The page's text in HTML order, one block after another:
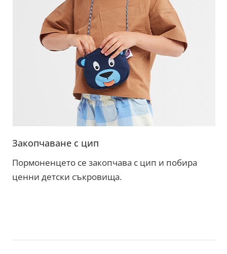
Закопчаване с цип
Пормоненцето се закопчава с цип и побира
ценни детски съкровища.